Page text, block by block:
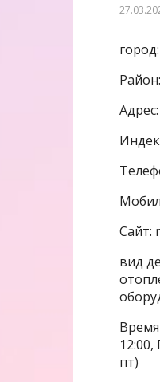
Сайт:
вид
Время
пт)